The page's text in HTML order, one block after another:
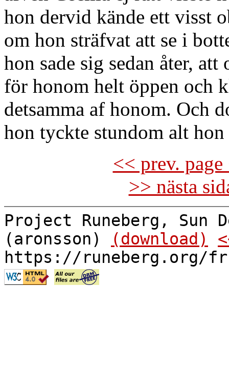
hon dervid kände ett visst
om hon sträfvat att se i
hon sade sig sedan åter,
för honom helt öppen och
detsamma af honom. Och
hon tyckte stundom alt
<< prev.
>> nästa
Project Runeberg, Sun
(aronsson)
(download)
https://runeberg.org/